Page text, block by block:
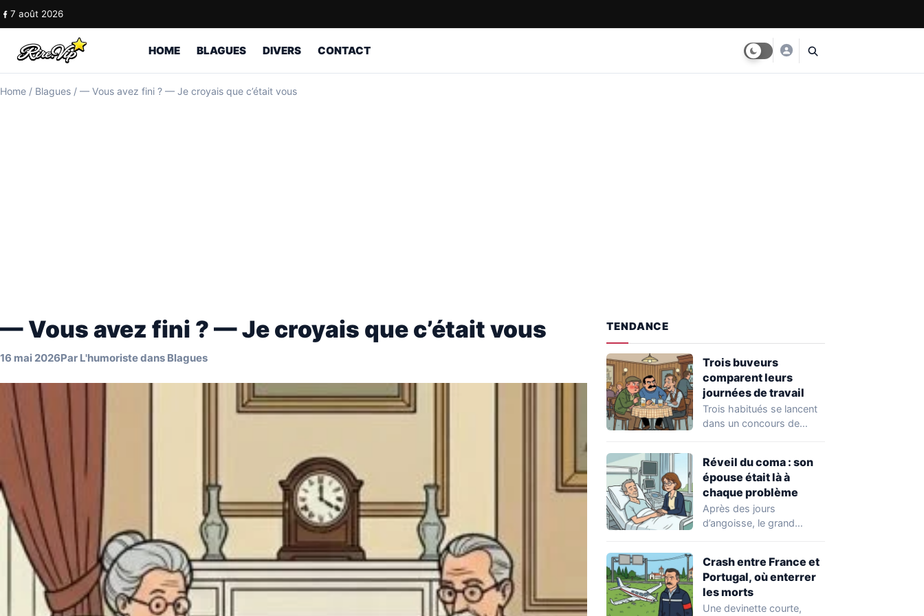
Skip to content
7 août 2026
HOME BLAGUES DIVERS CONTACT
Home / Blagues / — Vous avez fini ? — Je croyais que c’était vous
— Vous avez fini ? — Je croyais que c’était vous
16 mai 2026Par L'humoristedans Blagues
TENDANCE
Trois buveurs
comparent leurs
journées de travail
Trois habitués se lancent
dans un concours de
impressionner…
Réveil du coma : son
épouse était là à
chaque problème
Après des jours
d’angoisse, le grand
Crash entre France et
Portugal, où enterrer
les morts
Une devinette courte,